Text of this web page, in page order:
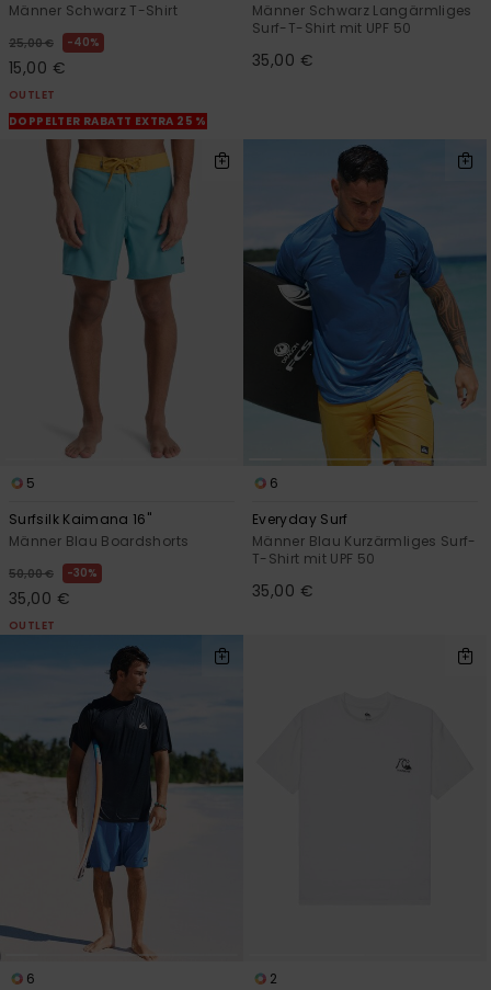
Männer Schwarz T-Shirt
25,00 € 40%
15,00 €
OUTLET
DOPPELTER RABATT EXTRA 25 %
Männer Schwarz Langärmliges
Surf-T-Shirt mit UPF 50
35,00 €
5
Surfsilk Kaimana 16"
Männer Blau Boardshorts
50,00 € 30%
35,00 €
OUTLET
6
Everyday Surf
Männer Blau Kurzärmliges Surf-
T-Shirt mit UPF 50
35,00 €
6
2